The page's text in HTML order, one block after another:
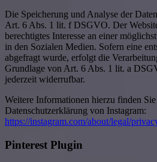
Die Speicherung und Analyse der
Art. 6 Abs. 1 lit. f DSGVO. Der
berechtigtes Interesse an einer
in den Sozialen Medien. Sofern eine
abgefragt wurde, erfolgt die
Grundlage von Art. 6 Abs. 1 lit. a
jederzeit widerrufbar.
Weitere Informationen hierzu finden
Datenschutzerklärung von Instagram:
https://instagram.com/about/legal/
Pinterest Plugin